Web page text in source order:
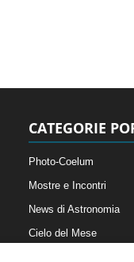
CATEGORIE
Photo-Coelum
Mostre e Incontri
News di Astronomia
Cielo del Mese